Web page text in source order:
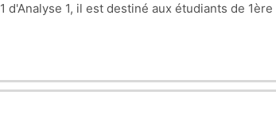
d'Analyse 1, il est destiné aux étudiants de